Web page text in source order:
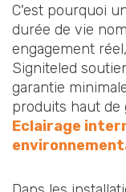
C'est pourquoi
durée de vie
engagement
Signiteled
garantie
produits haut de
Eclairage